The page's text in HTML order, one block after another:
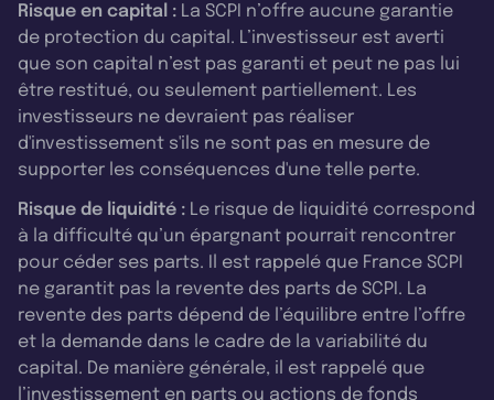
Risque en capital : La SCPI n’offre aucune garantie
de protection du capital. L’investisseur est averti
que son capital n’est pas garanti et peut ne pas lui
être restitué, ou seulement partiellement. Les
investisseurs ne devraient pas réaliser
d'investissement s'ils ne sont pas en mesure de
supporter les conséquences d'une telle perte.
Risque de liquidité : Le risque de liquidité correspond
à la difficulté qu’un épargnant pourrait rencontrer
pour céder ses parts. Il est rappelé que France SCPI
ne garantit pas la revente des parts de SCPI. La
revente des parts dépend de l’équilibre entre l’offre
et la demande dans le cadre de la variabilité du
capital. De manière générale, il est rappelé que
l’investissement en parts ou actions de fonds